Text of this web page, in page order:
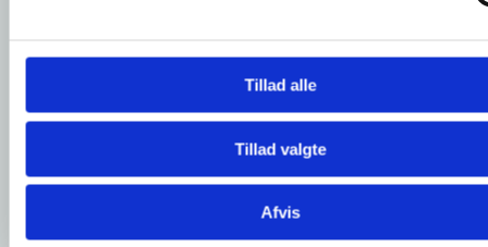
Tillad alle
Tillad valgte
Afvis